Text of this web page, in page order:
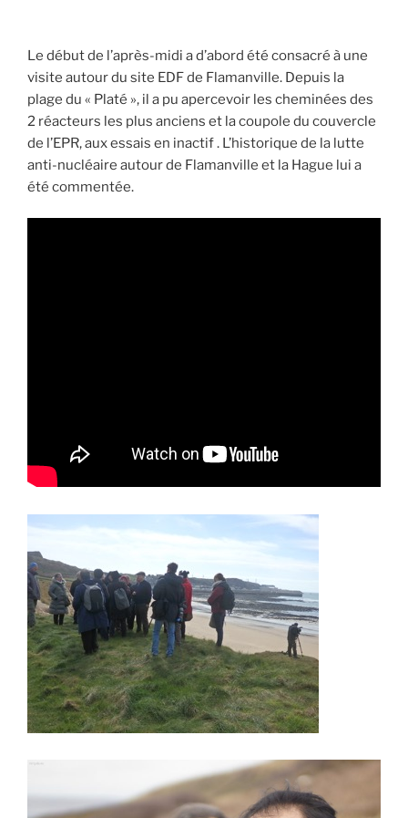
Le début de l’après-midi a d’abord été consacré à une
visite autour du site EDF de Flamanville. Depuis la
plage du « Platé », il a pu apercevoir les cheminées des
2 réacteurs les plus anciens et la coupole du couvercle
de l’EPR, aux essais en inactif . L’historique de la lutte
anti-nucléaire autour de Flamanville et la Hague lui a
été commentée.